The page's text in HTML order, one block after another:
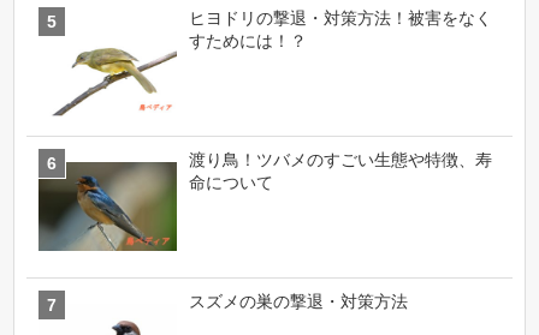
ヒヨドリの撃退・対策方法！被害をなく
すためには！？
渡り鳥！ツバメのすごい生態や特徴、寿
命について
スズメの巣の撃退・対策方法